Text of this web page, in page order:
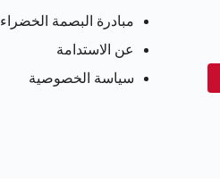
مبادرة البصمة الخضراء
عن الاستدامة
سياسة الخصوصية